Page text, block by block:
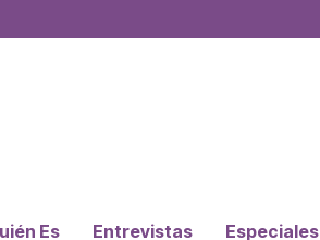
Es Entrevistas Especiales